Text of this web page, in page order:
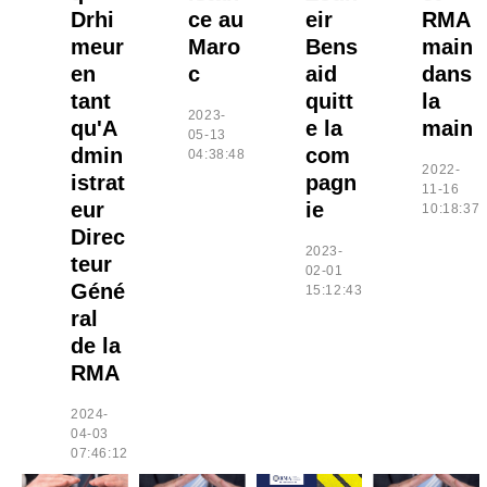
Drhi
meur
en
tant
qu'A
dmin
istrat
eur
Direc
teur
Géné
ral
de la
RMA
2024-
04-03
07:46:12
ce au
Maro
c
2023-
05-13
04:38:48
eir
Bens
aid
quitt
e la
com
pagn
ie
2023-
02-01
15:12:43
RMA
main
dans
la
main
2022-
11-16
10:18:37